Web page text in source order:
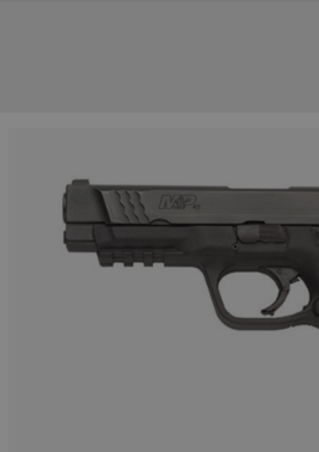
NOS PRINCIPALES MARQUES